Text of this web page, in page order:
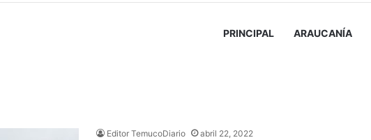
PRINCIPAL ARAUCANÍA
Editor TemucoDiario abril 22, 2022